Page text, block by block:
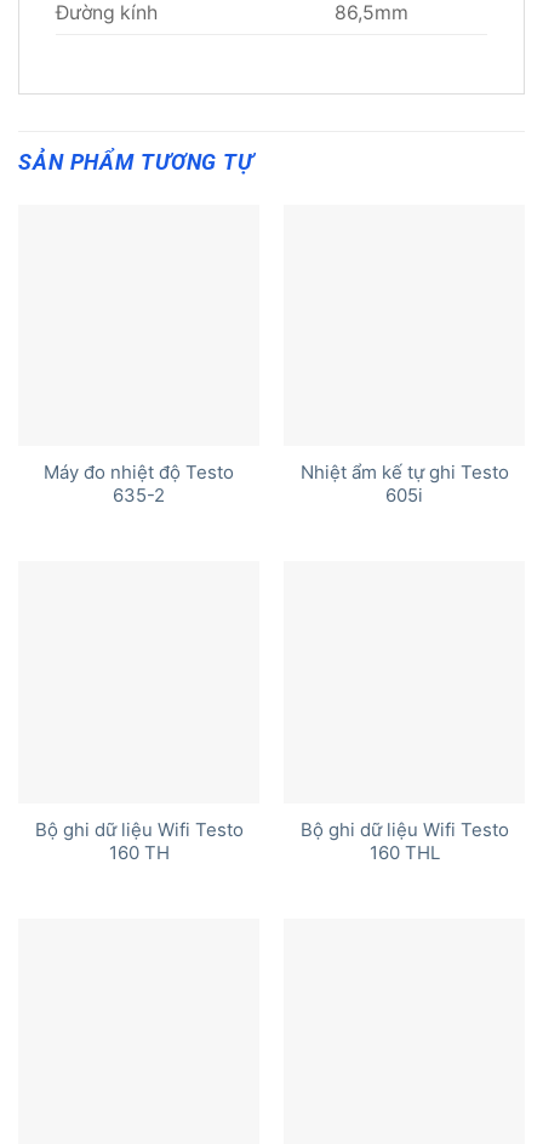
Đường kính 86,5mm
SẢN PHẨM TƯƠNG TỰ
Máy đo nhiệt độ Testo
635-2
Nhiệt ẩm kế tự ghi Testo
605i
Bộ ghi dữ liệu Wifi Testo
160 TH
Bộ ghi dữ liệu Wifi Testo
160 THL